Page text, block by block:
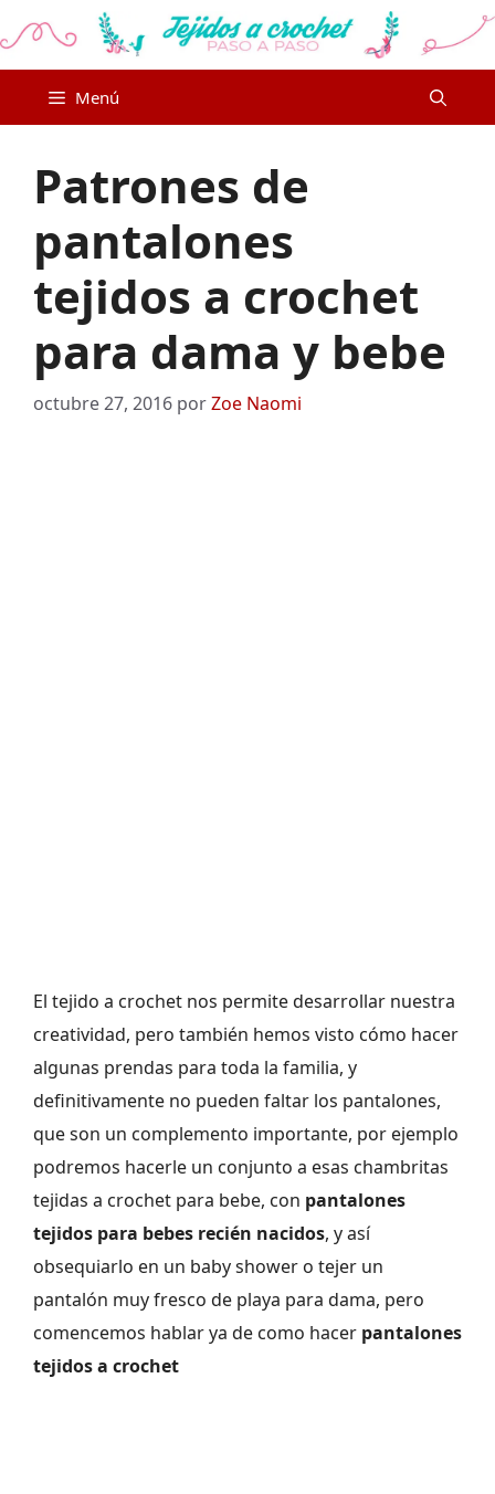
al
Menú
Patrones de
pantalones
tejidos a crochet
para dama y bebe
octubre 27, 2016 porZoe Naomi
El tejido a crochet nos permite desarrollar nuestra
creatividad, pero también hemos visto cómo hacer
algunas prendas para toda la familia, y
definitivamente no pueden faltar los pantalones,
que son un complemento importante, por ejemplo
podremos hacerle un conjunto a esas chambritas
tejidas a crochet para bebe, con pantalones
tejidos para bebes recién nacidos, y así
obsequiarlo en un baby shower o tejer un
pantalón muy fresco de playa para dama, pero
comencemos hablar ya de como hacer pantalones
tejidos a crochet